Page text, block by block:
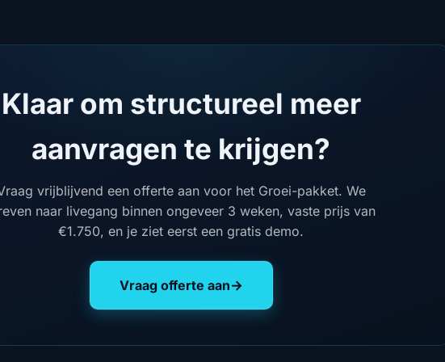
Klaar om structureel meer
aanvragen te krijgen?
vrijblijvend een offerte aan voor het Groei-pakket. We
naar livegang binnen ongeveer 3 weken, vaste prijs van
€1.750, en je ziet eerst een gratis demo.
Vraag offerte aan→